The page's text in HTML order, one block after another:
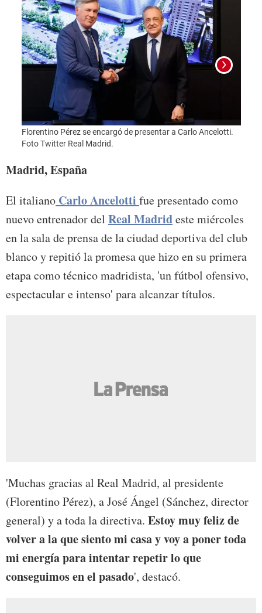
Florentino Pérez se encargó de presentar a Carlo Ancelotti.
Foto Twitter Real Madrid.
Madrid, España
El italiano Carlo Ancelotti fue presentado como
nuevo entrenador del Real Madrideste miércoles
en la sala de prensa de la ciudad deportiva del club
blanco y repitió la promesa que hizo en su primera
etapa como técnico madridista, 'un fútbol ofensivo,
espectacular e intenso' para alcanzar títulos.
'Muchas gracias al Real Madrid, al presidente
(Florentino Pérez), a José Ángel (Sánchez, director
general) y a toda la directiva. Estoy muy feliz de
volver a la que siento mi casa y voy a poner toda
mi energía para intentar repetir lo que
conseguimos en el pasado', destacó.